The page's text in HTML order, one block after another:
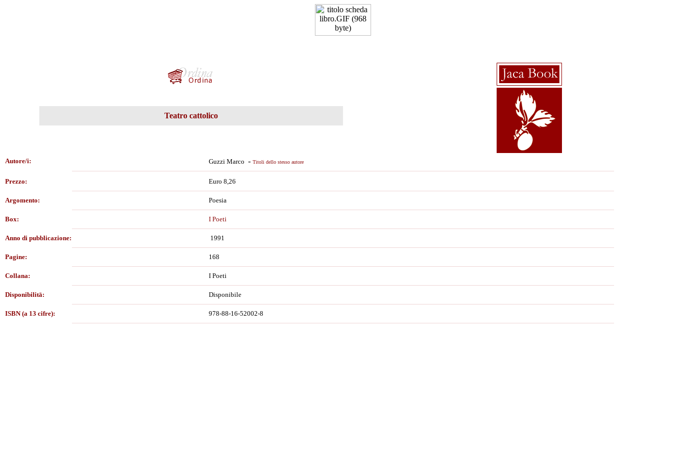
Teatro cattolico
Autore/i: Guzzi Marco - Titoli dello stesso autore
Prezzo: Euro 8,26
Argomento: Poesia
Box: I Poeti
Anno di pubblicazione: 1991
Pagine: 168
Collana: I Poeti
Disponibilitā: Disponibile
ISBN (a 13 cifre): 978-88-16-52002-8